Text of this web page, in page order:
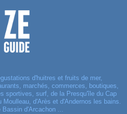
d'huitres et fruits de mer,
marchés, commerces, boutiques,
sportives, surf, de la Presqu'île du Cap
Moulleau, d'Arès et d'Andernos les bains.
Bassin d'Arcachon ...